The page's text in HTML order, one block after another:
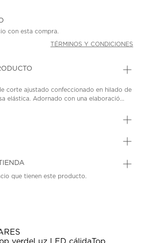
con esta compra.
TÉRMINOS Y CONDICIONES
corte ajustado confeccionado en hilado de
elástica. Adornado con una elaboració...
que tienen este producto.